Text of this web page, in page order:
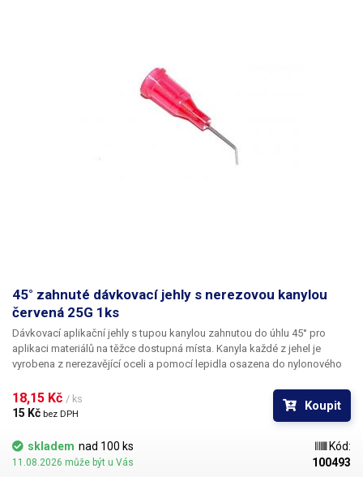
45° zahnuté dávkovací jehly s nerezovou kanylou
červená 25G 1ks
Dávkovací aplikační jehly s tupou kanylou zahnutou do úhlu 45° pro
aplikaci materiálů na těžce dostupná místa. Kanyla každé z jehel je
vyrobena z nerezavějící oceli a pomocí lepidla osazena do nylonového
vybavena zámkovým systémem se závitem ke spolehlivému a rychlému
uchycení k dávkovacímu zásobníku, stříkačce nebo ručnímu dávkovači.
18,15 Kč / ks
15 Kč bez DPH
Koupit
skladem nad 100 ks
11.08.2026 může být u Vás
Kód:
100493